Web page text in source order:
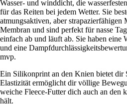
Wasser- und winddicht, die
für das Reiten bei jedem Wetter. Sie
atmungsaktiven, aber strapazierfähigen
Membran und sind perfekt für nasse
einfach ab und läuft ab. Sie haben eine
und eine
mvp.
Ein Silikonprint an den Knien bietet dir
Elastizität ermöglicht dir völlige
weiche Fleece-Futter dich auch an den
hält.